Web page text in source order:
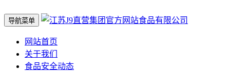
导航菜单
网站首页
关于我们
食品安全动态